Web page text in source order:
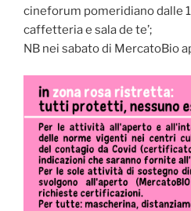
cineforum pomeridiano dalle
caffetteria e sala de te’;
NB nei sabato di MercatoBio